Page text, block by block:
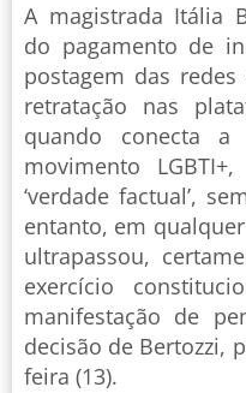
A magistrada Itália
do pagamento de
postagem das
retratação nas
quando conecta
movimento
‘verdade factual’,
entanto, em
ultrapassou,
exercício
manifestação de
decisão de Bertozzi,
feira (13).